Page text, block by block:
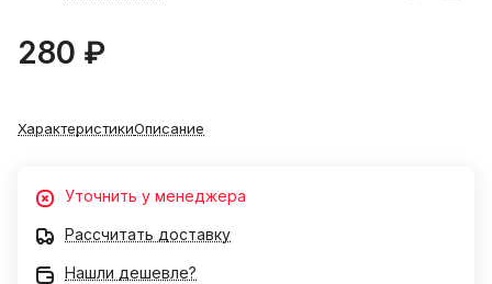
280 ₽
ХарактеристикиОписание
Уточнить у менеджера
Рассчитать доставку
Нашли дешевле?